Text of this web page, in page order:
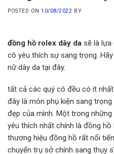
POSTED ON 10/08/2022 BY
đồng hồ rolex dây da sẽ là lựa
cô yêu thích sự sang trọng.
nữ dây da tại đây.
tất cả các quý cô đều có ít
đây là món phụ kiện sang
đẹp của mình. Một trong
yêu thích nhất chính là đồng
thương hiệu đồng hồ rất nổi
chuyển trụ sở chính sang thụy